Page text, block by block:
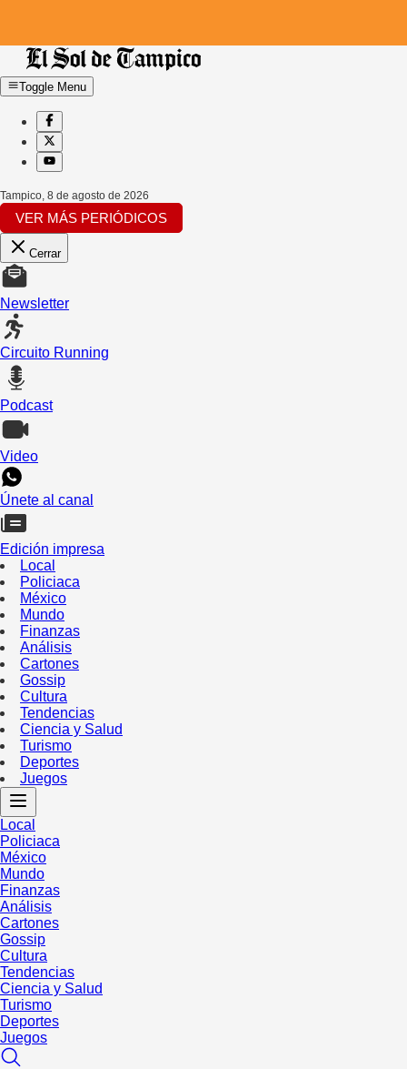
Toggle Menu
Tampico, 8 de agosto de 2026
VER MÁS PERIÓDICOS
Cerrar
Newsletter
Circuito Running
Podcast
Video
Únete al canal
Edición impresa
Local
Policiaca
México
Mundo
Finanzas
Análisis
Cartones
Gossip
Cultura
Tendencias
Ciencia y Salud
Turismo
Deportes
Juegos
Local
Policiaca
México
Mundo
Finanzas
Análisis
Cartones
Gossip
Cultura
Tendencias
Ciencia y Salud
Turismo
Deportes
Juegos